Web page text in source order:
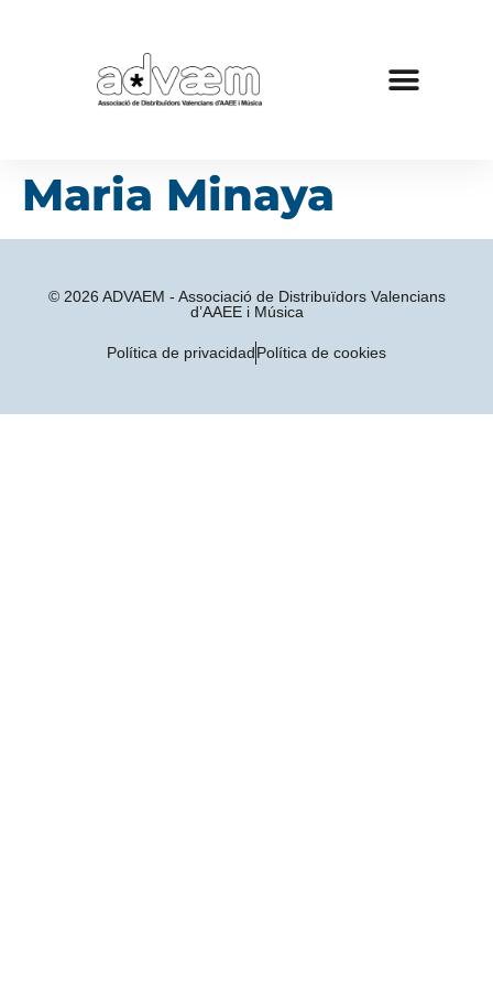
Maria Minaya
© 2026 ADVAEM - Associació de Distribuïdors Valencians
d’AAEE i Música
Política de privacidadPolítica de cookies